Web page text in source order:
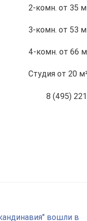
2-комн. от 35
3-комн. от 53
4-комн. от 66
Студия от 20
8 (495)
вошли в